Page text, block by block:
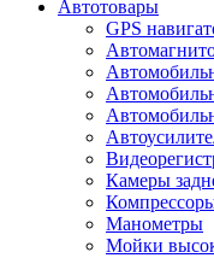
Автотовары
GPS
Камеры
Манометры
Мойки